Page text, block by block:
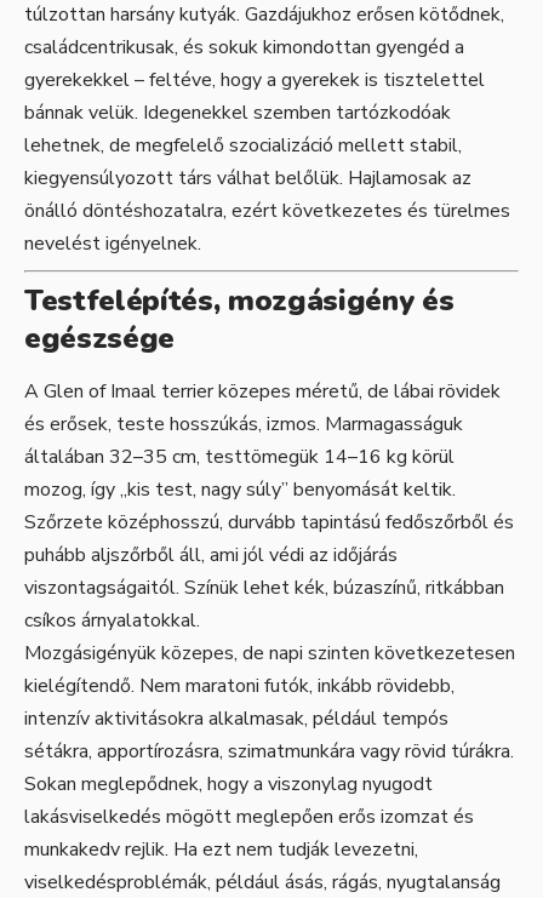
túlzottan harsány kutyák. Gazdájukhoz erősen kötődnek,
családcentrikusak, és sokuk kimondottan gyengéd a
gyerekekkel – feltéve, hogy a gyerekek is tisztelettel
bánnak velük. Idegenekkel szemben tartózkodóak
lehetnek, de megfelelő szocializáció mellett stabil,
kiegyensúlyozott társ válhat belőlük. Hajlamosak az
önálló döntéshozatalra, ezért következetes és türelmes
nevelést igényelnek.
Testfelépítés, mozgásigény és
egészsége
A Glen of Imaal terrier közepes méretű, de lábai rövidek
és erősek, teste hosszúkás, izmos. Marmagasságuk
általában 32–35 cm, testtömegük 14–16 kg körül
mozog, így „kis test, nagy súly” benyomását keltik.
Szőrzete középhosszú, durvább tapintású fedőszőrből és
puhább aljszőrből áll, ami jól védi az időjárás
viszontagságaitól. Színük lehet kék, búzaszínű, ritkábban
csíkos árnyalatokkal.
Mozgásigényük közepes, de napi szinten következetesen
kielégítendő. Nem maratoni futók, inkább rövidebb,
intenzív aktivitásokra alkalmasak, például tempós
sétákra, apportírozásra, szimatmunkára vagy rövid túrákra.
Sokan meglepődnek, hogy a viszonylag nyugodt
lakásviselkedés mögött meglepően erős izomzat és
munkakedv rejlik. Ha ezt nem tudják levezetni,
viselkedésproblémák, például ásás, rágás, nyugtalanság